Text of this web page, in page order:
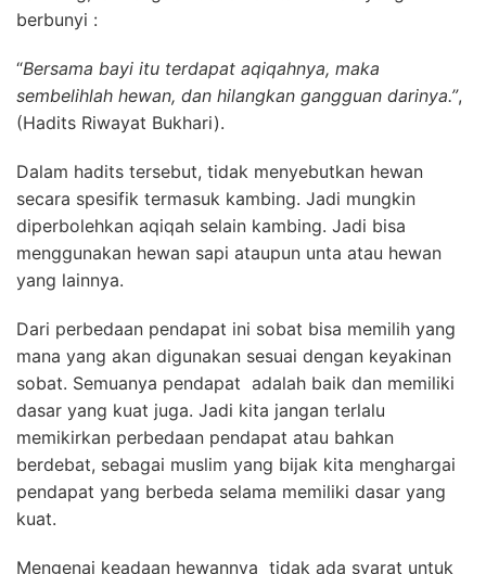
berbunyi :
“Bersama bayi itu terdapat aqiqahnya, maka
sembelihlah hewan, dan hilangkan gangguan darinya.”,
(Hadits Riwayat Bukhari).
Dalam hadits tersebut, tidak menyebutkan hewan
secara spesifik termasuk kambing. Jadi mungkin
diperbolehkan aqiqah selain kambing. Jadi bisa
menggunakan hewan sapi ataupun unta atau hewan
yang lainnya.
Dari perbedaan pendapat ini sobat bisa memilih yang
mana yang akan digunakan sesuai dengan keyakinan
sobat. Semuanya pendapat adalah baik dan memiliki
dasar yang kuat juga. Jadi kita jangan terlalu
memikirkan perbedaan pendapat atau bahkan
berdebat, sebagai muslim yang bijak kita menghargai
pendapat yang berbeda selama memiliki dasar yang
kuat.
Mengenai keadaan hewannya tidak ada syarat untuk